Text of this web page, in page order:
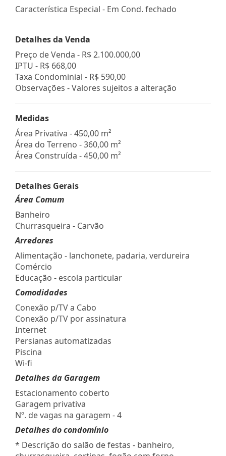
Característica Especial - Em Cond. fechado
Detalhes da Venda
Preço de Venda - R$ 2.100.000,00
IPTU - R$ 668,00
Taxa Condominial - R$ 590,00
Observações - Valores sujeitos a alteração
Medidas
Área Privativa - 450,00 m²
Área do Terreno - 360,00 m²
Área Construída - 450,00 m²
Detalhes Gerais
Área Comum
Banheiro
Churrasqueira - Carvão
Arredores
Alimentação - lanchonete, padaria, verdureira
Comércio
Educação - escola particular
Comodidades
Conexão p/TV a Cabo
Conexão p/TV por assinatura
Internet
Persianas automatizadas
Piscina
Wi-fi
Detalhes da Garagem
Estacionamento coberto
Garagem privativa
Nº. de vagas na garagem - 4
Detalhes do condomínio
* Descrição do salão de festas - banheiro,